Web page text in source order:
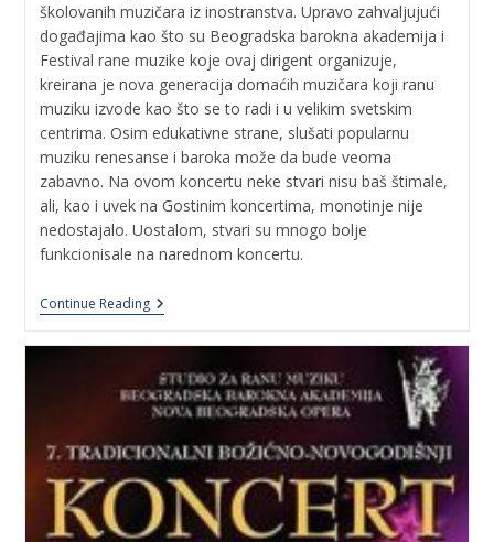
školovanih muzičara iz inostranstva. Upravo zahvaljujući
događajima kao što su Beogradska barokna akademija i
Festival rane muzike koje ovaj dirigent organizuje,
kreirana je nova generacija domaćih muzičara koji ranu
muziku izvode kao što se to radi i u velikim svetskim
centrima. Osim edukativne strane, slušati popularnu
muziku renesanse i baroka može da bude veoma
zabavno. Na ovom koncertu neke stvari nisu baš štimale,
ali, kao i uvek na Gostinim koncertima, monotinje nije
nedostajalo. Uostalom, stvari su mnogo bolje
funkcionisale na narednom koncertu.
Continue Reading